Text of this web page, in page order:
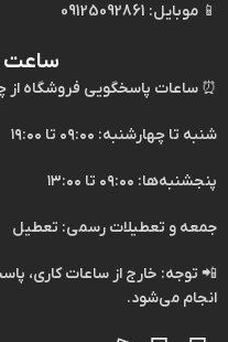
📱 موبایل:
ساعت
⏰ ساعات پاسخگویی فروشگاه از
شنبه تا چهارشنبه: ۰۹:۰۰ تا ۱۹:۰۰
پنجشنبه‌ها: ۰۹:۰۰ تا ۱۳:۰۰
جمعه و تعطیلات رسمی: تعطیل
📲 توجه: خارج از ساعات کاری،
انجام می‌شود.